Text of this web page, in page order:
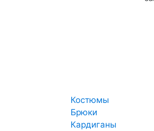
Костюмы
Брюки
Кардиганы